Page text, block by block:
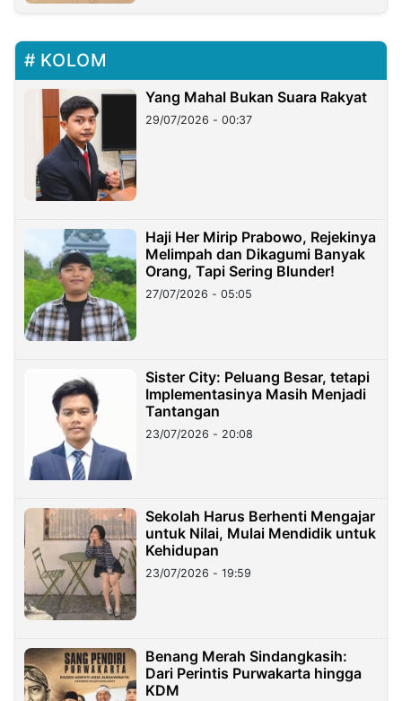
KOLOM
Yang Mahal Bukan Suara Rakyat
29/07/2026 - 00:37
Haji Her Mirip Prabowo, Rejekinya
Melimpah dan Dikagumi Banyak
Orang, Tapi Sering Blunder!
27/07/2026 - 05:05
Sister City: Peluang Besar, tetapi
Implementasinya Masih Menjadi
Tantangan
23/07/2026 - 20:08
Sekolah Harus Berhenti Mengajar
untuk Nilai, Mulai Mendidik untuk
Kehidupan
23/07/2026 - 19:59
Benang Merah Sindangkasih:
Dari Perintis Purwakarta hingga
KDM